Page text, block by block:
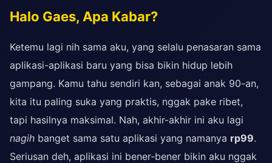
Halo Gaes, Apa Kabar?
Ketemu lagi nih sama aku, yang selalu penasaran sama
aplikasi-aplikasi baru yang bisa bikin hidup lebih
gampang. Kamu tahu sendiri kan, sebagai anak 90-an,
kita itu paling suka yang praktis, nggak pake ribet,
tapi hasilnya maksimal. Nah, akhir-akhir ini aku lagi
nagih banget sama satu aplikasi yang namanya rp99.
Seriusan deh, aplikasi ini bener-bener bikin aku nggak